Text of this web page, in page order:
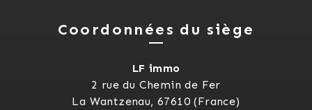
Coordonnées du siège
LF immo
2 rue du Chemin de Fer
La Wantzenau, 67610 (France)